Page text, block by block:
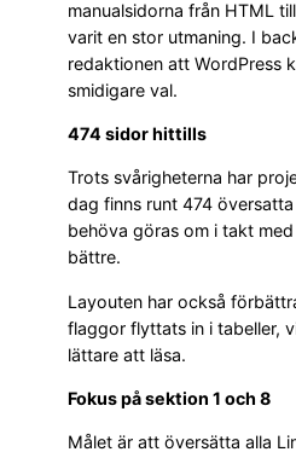
manualsidorna från HTML
varit en stor utmaning. I
redaktionen att WordPress
smidigare val.
474 sidor hittills
Trots svårigheterna har
dag finns runt 474
behöva göras om i takt
bättre.
Layouten har också
flaggor flyttats in i tabeller,
lättare att läsa.
Fokus på sektion 1 och 8
Målet är att översätta alla